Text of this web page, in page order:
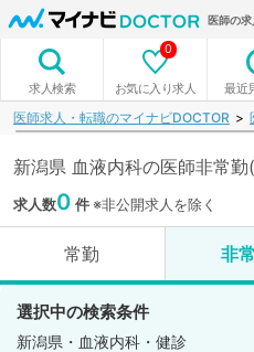
医師の
求人検索 お気に入り求人
0
最近
医師求人・転職のマイナビDOCTOR
新潟県 血液内科の医師非常
求人数0 件※非公開求人を除く
常勤 非
選択中の検索条件
新潟県・血液内科・健診